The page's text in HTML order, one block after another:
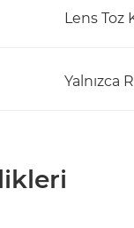
Lens Toz
Yalnızca